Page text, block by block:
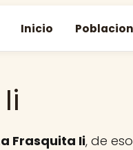
Inicio
Frasquita Ii, de